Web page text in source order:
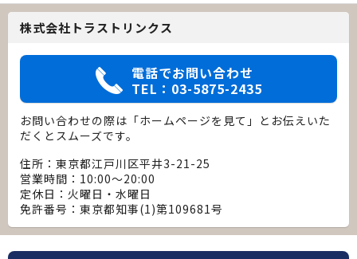
株式会社トラストリンクス
電話でお問い合わせ
TEL：03-5875-2435
お問い合わせの際は「ホームページを見て」とお伝えいた
だくとスムーズです。
住所：東京都江戸川区平井3-21-25
営業時間：10:00～20:00
定休日：火曜日・水曜日
免許番号：東京都知事(1)第109681号